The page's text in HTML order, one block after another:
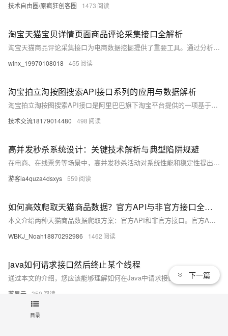
目录
技术自由圈/原疯狂创客圈 1473
淘宝天猫宝贝详情页面商品评论采集接口全解析
淘宝天猫商品评论采集接口为电商数据挖掘提供了重要工具。通过分析海量评论，消费者可获取购买决策参考，商家能优化产品与服务，市场研究者则能洞察行业趋势与竞品表现。该接口支持Python请求，助力开发者构建智能分析应用，推动电商生态中各方价值提升。使用时需遵守平台规则，确保数据安全与合法利用。
winx_19970108018 455
淘宝拍立淘按图搜索API接口系列的应用与数据解析
淘宝拍立淘按图搜索API接口是阿里巴巴旗下淘宝平台提供的一项基于图像识别技术的创新服务。以下是对该接口系列的应用与数据解析的详细分析
技术交流18179014480 498
高并发秒杀系统设计：关键技术解析与典型陷阱规避
在电商、在线票务等场景中，高并发秒杀活动对系统性能和稳定性提出极大挑战。海量请求可能导致服务器资源耗尽、数据库锁争用及库存超卖等问题。通过飞算JavaAI生成的Redis + Lua分布式锁代码，可有效解决高并发下的锁问题，提升系统QPS达70%，同时避免缓存击穿与库存超卖。相较传统写法，AI优化代码显著提高性能与响应速度，为高并发系统开发提供高效解决方案。
游客ia4quza4dsxys 559
如何高效爬取天猫商品数据？官方API与非官方接口全解析
本文介绍两种天猫商品数据爬取方案：官方API和非官方接口。官方API合法合规，适合企业长期使用，需申请企业资质；非官方接口适合快速验证需求，但需应对反爬机制。详细内容涵盖开发步骤、Python实现示例、反爬策略、数据解析与存储、注意事项及扩展应用场景。推荐工具链包括Playwright、aiohttp、lxml等。如需进一步帮助，请联系作者。
WBKJ_Noah18870292986 1462
java如何请求接口然后终止某个线程
通过本文的介绍，您应该能够理解如何在Java中请求接口并根据返回结果终止某个线程。合理使用标志位或 `interrupt`方法可以确保线程的安全终止，而处理好网络请求中的各种异常情况，可以提高程序的稳定性和可靠性。
蓝易云 350
下一篇